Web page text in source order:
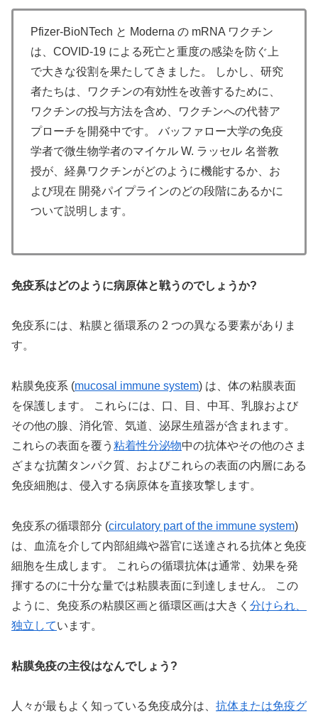
Pfizer-BioNTech と Moderna の mRNA ワクチン
は、COVID-19 による死亡と重度の感染を防ぐ上
で大きな役割を果たしてきました。 しかし、研究
者たちは、ワクチンの有効性を改善するために、
ワクチンの投与方法を含め、ワクチンへの代替ア
プローチを開発中です。 バッファロー大学の免疫
学者で微生物学者のマイケル W. ラッセル 名誉教
授が、経鼻ワクチンがどのように機能するか、お
よび現在 開発パイプラインのどの段階にあるかに
ついて説明します。
免疫系はどのように病原体と戦うのでしょうか?
免疫系には、粘膜と循環系の 2 つの異なる要素がありま
す。
粘膜免疫系 (mucosal immune system) は、体の粘膜表面
を保護します。 これらには、口、目、中耳、乳腺および
その他の腺、消化管、気道、泌尿生殖器が含まれます。
これらの表面を覆う 粘着性分泌物中の抗体やその他のさま
ざまな抗菌タンパク質、およびこれらの表面の内層にある
免疫細胞は、侵入する病原体を直接攻撃します。
免疫系の循環部分 (circulatory part of the immune system)
は、血流を介して内部組織や器官に送達される抗体と免疫
細胞を生成します。 これらの循環抗体は通常、効果を発
揮するのに十分な量では粘膜表面に到達しません。 この
ように、免疫系の粘膜区画と循環区画は大きく 分けられ、
独立しています。
粘膜免疫の主役はなんでしょう?
人々が最もよく知っている免疫成分は、 抗体または免疫グ